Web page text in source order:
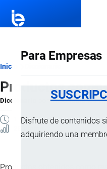
Para Empresas
Disfrute de contenidos
adquiriendo una
Ruta
de
navegación
Inicio
Productos
Diccionario porImportaciones …
1 MINUTO